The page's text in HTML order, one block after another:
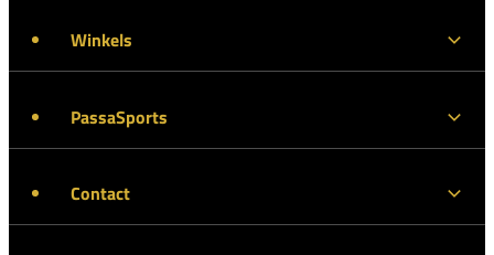
Winkels
PassaSports
Contact